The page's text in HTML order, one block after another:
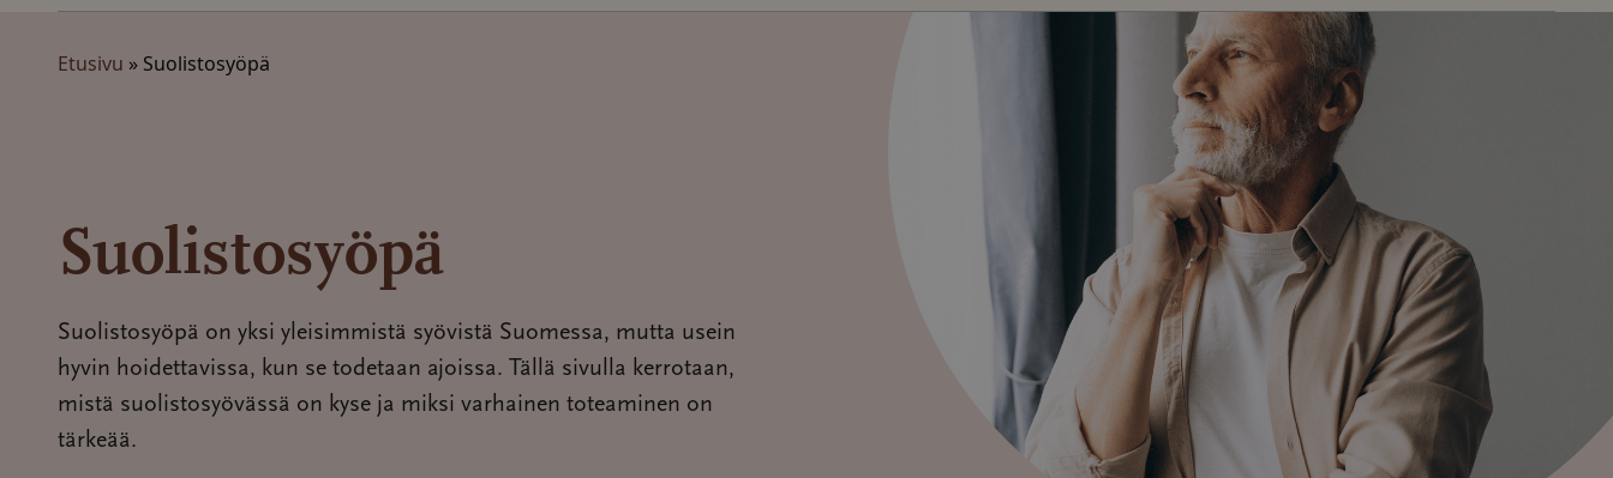
Etusivu » Suolistosyöpä
Suolistosyöpä
Suolistosyöpä on yksi yleisimmistä syövistä Suomessa, mutta usein
hyvin hoidettavissa, kun se todetaan ajoissa. Tällä sivulla kerrotaan,
mistä suolistosyövässä on kyse ja miksi varhainen toteaminen on
tärkeää.